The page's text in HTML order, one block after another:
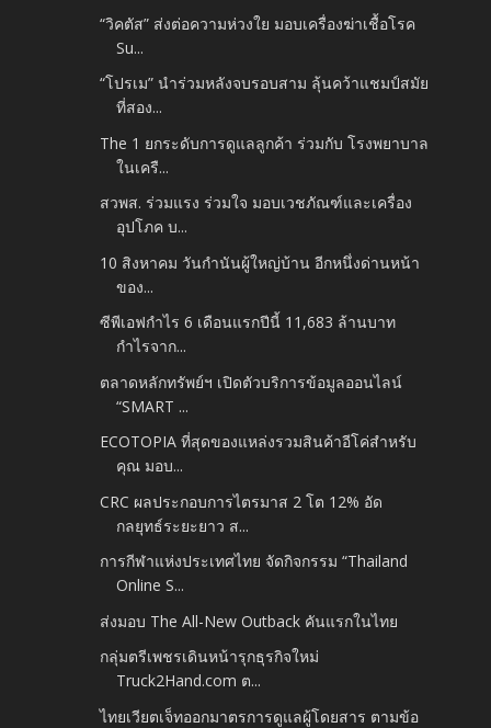
“วิคตัส” ส่งต่อความห่วงใย มอบเครื่องฆ่าเชื้อโรค
Su...
“โปรเม” นำร่วมหลังจบรอบสาม ลุ้นคว้าแชมป์สมัย
ที่สอง...
The 1 ยกระดับการดูแลลูกค้า ร่วมกับ โรงพยาบาล
ในเครื...
สวพส. ร่วมแรง ร่วมใจ มอบเวชภัณฑ์และเครื่อง
อุปโภค บ...
10 สิงหาคม วันกำนันผู้ใหญ่บ้าน อีกหนึ่งด่านหน้า
ของ...
ซีพีเอฟกำไร 6 เดือนแรกปีนี้ 11,683 ล้านบาท
กำไรจาก...
ตลาดหลักทรัพย์ฯ เปิดตัวบริการข้อมูลออนไลน์
“SMART ...
ECOTOPIA ที่สุดของแหล่งรวมสินค้าอีโค่สำหรับ
คุณ มอบ...
CRC ผลประกอบการไตรมาส 2 โต 12% อัด
กลยุทธ์ระยะยาว ส...
การกีฬาแห่งประเทศไทย จัดกิจกรรม “Thailand
Online S...
ส่งมอบ The All-New Outback คันแรกในไทย
กลุ่มตรีเพชรเดินหน้ารุกธุรกิจใหม่
Truck2Hand.com ต...
ไทยเวียตเจ็ทออกมาตรการดูแลผู้โดยสาร ตามข้อ